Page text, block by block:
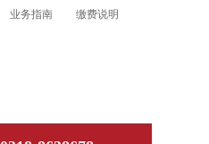
业务指南 缴费说明